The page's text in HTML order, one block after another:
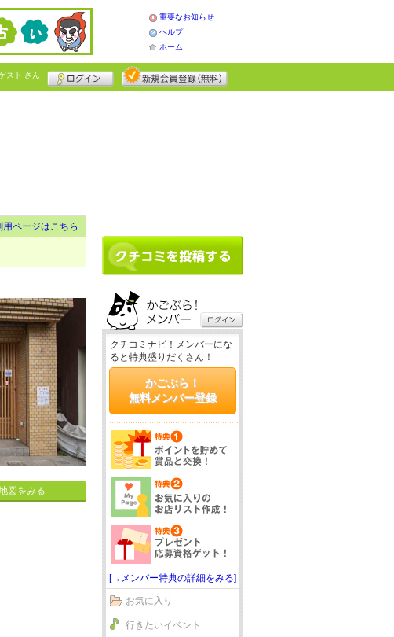
重要なお知らせ
ヘルプ
ホーム
スト さん
用ページはこちら
図をみる
クチコミナビ！メンバーにな
ると特典盛りだくさん！
かごぶら！
無料メンバー登録
[→メンバー特典の詳細をみる]
お気に入り
行きたいイベント